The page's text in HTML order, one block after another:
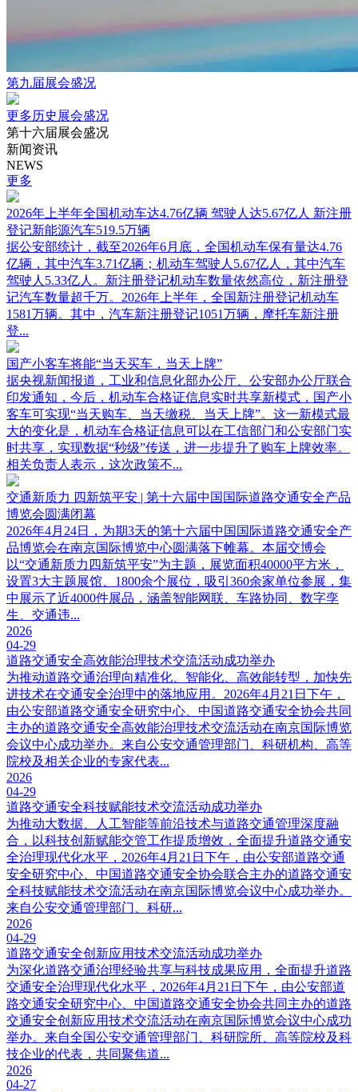
第九届展会盛况
更多历史展会盛况
第十六届展会盛况
新闻资讯
NEWS
更多
2026年上半年全国机动车达4.76亿辆 驾驶人达5.67亿人 新注册
登记新能源汽车519.5万辆
据公安部统计，截至2026年6月底，全国机动车保有量达4.76
亿辆，其中汽车3.71亿辆；机动车驾驶人5.67亿人，其中汽车
驾驶人5.33亿人。新注册登记机动车数量依然高位，新注册登
记汽车数量超千万。2026年上半年，全国新注册登记机动车
1581万辆。其中，汽车新注册登记1051万辆，摩托车新注册
登...
国产小客车将能“当天买车，当天上牌”
据央视新闻报道，工业和信息化部办公厅、公安部办公厅联合
印发通知，今后，机动车合格证信息实时共享新模式，国产小
客车可实现“当天购车、当天缴税、当天上牌”。这一新模式最
大的变化是，机动车合格证信息可以在工信部门和公安部门实
时共享，实现数据“秒级”传送，进一步提升了购车上牌效率。
相关负责人表示，这次政策不...
交通新质力 四新筑平安 | 第十六届中国国际道路交通安全产品
博览会圆满闭幕
2026年4月24日，为期3天的第十六届中国国际道路交通安全产
品博览会在南京国际博览中心圆满落下帷幕。本届交博会
以“交通新质力四新筑平安”为主题，展览面积40000平方米，
设置3大主题展馆、1800余个展位，吸引360余家单位参展，集
中展示了近4000件展品，涵盖智能网联、车路协同、数字孪
生、交通违...
2026
04-29
道路交通安全高效能治理技术交流活动成功举办
为推动道路交通治理向精准化、智能化、高效能转型，加快先
进技术在交通安全治理中的落地应用。2026年4月21日下午，
由公安部道路交通安全研究中心、中国道路交通安全协会共同
主办的道路交通安全高效能治理技术交流活动在南京国际博览
会议中心成功举办。来自公安交通管理部门、科研机构、高等
院校及相关企业的专家代表...
2026
04-29
道路交通安全科技赋能技术交流活动成功举办
为推动大数据、人工智能等前沿技术与道路交通管理深度融
合，以科技创新赋能交管工作提质增效，全面提升道路交通安
全治理现代化水平，2026年4月21日下午，由公安部道路交通
安全研究中心、中国道路交通安全协会联合主办的道路交通安
全科技赋能技术交流活动在南京国际博览会议中心成功举办。
来自公安交通管理部门、科研...
2026
04-29
道路交通安全创新应用技术交流活动成功举办
为深化道路交通治理经验共享与科技成果应用，全面提升道路
交通安全治理现代化水平，2026年4月21日下午，由公安部道
路交通安全研究中心、中国道路交通安全协会共同主办的道路
交通安全创新应用技术交流活动在南京国际博览会议中心成功
举办。来自全国公安交通管理部门、科研院所、高等院校及科
技企业的代表，共同聚焦道...
2026
04-27